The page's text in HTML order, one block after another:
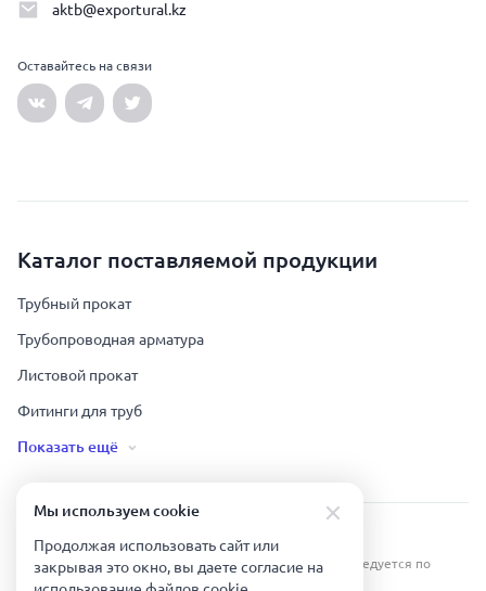
aktb@exportural.kz
Оставайтесь на связи
Каталог поставляемой продукции
Трубный прокат
Трубопроводная арматура
Листовой прокат
Фитинги для труб
Показать ещё
Урал Тех Экспорт — Казахстан © 2019-
Все права защищены. Копирование информации преследуется по
Мы используем сookie
Продолжая использовать сайт или
закрывая это окно, вы даете согласие на